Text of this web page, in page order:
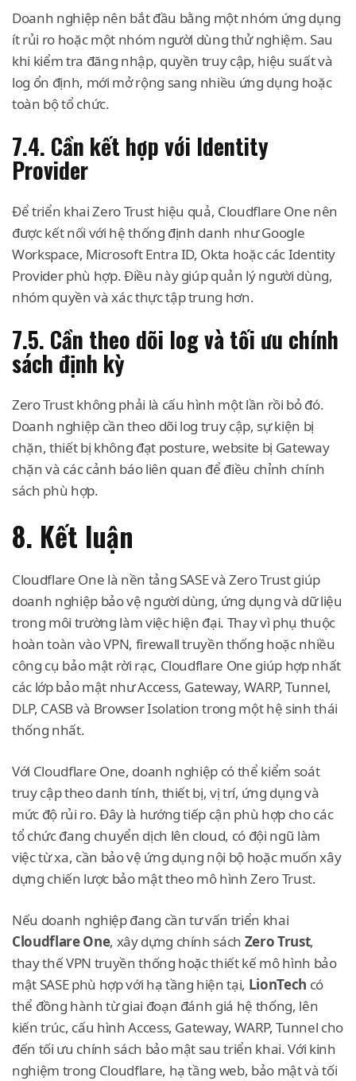
Doanh nghiệp nên bắt đầu bằng một nhóm ứng dụng
ít rủi ro hoặc một nhóm người dùng thử nghiệm. Sau
khi kiểm tra đăng nhập, quyền truy cập, hiệu suất và
log ổn định, mới mở rộng sang nhiều ứng dụng hoặc
toàn bộ tổ chức.
7.4. Cần kết hợp với Identity
Provider
Để triển khai Zero Trust hiệu quả, Cloudflare One nên
được kết nối với hệ thống định danh như Google
Workspace, Microsoft Entra ID, Okta hoặc các Identity
Provider phù hợp. Điều này giúp quản lý người dùng,
nhóm quyền và xác thực tập trung hơn.
7.5. Cần theo dõi log và tối ưu chính
sách định kỳ
Zero Trust không phải là cấu hình một lần rồi bỏ đó.
Doanh nghiệp cần theo dõi log truy cập, sự kiện bị
chặn, thiết bị không đạt posture, website bị Gateway
chặn và các cảnh báo liên quan để điều chỉnh chính
sách phù hợp.
8. Kết luận
Cloudflare One là nền tảng SASE và Zero Trust giúp
doanh nghiệp bảo vệ người dùng, ứng dụng và dữ liệu
trong môi trường làm việc hiện đại. Thay vì phụ thuộc
hoàn toàn vào VPN, firewall truyền thống hoặc nhiều
công cụ bảo mật rời rạc, Cloudflare One giúp hợp nhất
các lớp bảo mật như Access, Gateway, WARP, Tunnel,
DLP, CASB và Browser Isolation trong một hệ sinh thái
thống nhất.
Với Cloudflare One, doanh nghiệp có thể kiểm soát
truy cập theo danh tính, thiết bị, vị trí, ứng dụng và
mức độ rủi ro. Đây là hướng tiếp cận phù hợp cho các
tổ chức đang chuyển dịch lên cloud, có đội ngũ làm
việc từ xa, cần bảo vệ ứng dụng nội bộ hoặc muốn xây
dựng chiến lược bảo mật theo mô hình Zero Trust.
Nếu doanh nghiệp đang cần tư vấn triển khai
Cloudflare One, xây dựng chính sách Zero Trust,
thay thế VPN truyền thống hoặc thiết kế mô hình bảo
mật SASE phù hợp với hạ tầng hiện tại, LionTech có
thể đồng hành từ giai đoạn đánh giá hệ thống, lên
kiến trúc, cấu hình Access, Gateway, WARP, Tunnel cho
đến tối ưu chính sách bảo mật sau triển khai. Với kinh
nghiệm trong Cloudflare, hạ tầng web, bảo mật và tối